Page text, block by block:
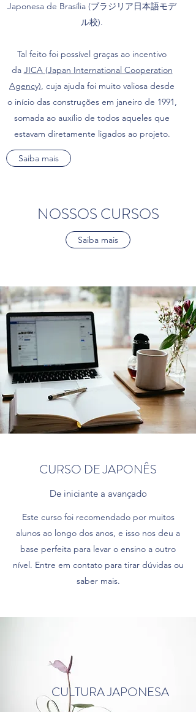
Japonesa de Brasília (ブラジリア日本語モデ
ル校).
Tal feito foi possível graças ao incentivo
da JICA (Japan International Cooperation
Agency), cuja ajuda foi muito valiosa desde
o início das construções em janeiro de 1991,
somada ao auxílio de todos aqueles que
estavam diretamente ligados ao projeto.
Saiba mais
NOSSOS CURSOS
Saiba mais
CURSO DE JAPONÊS
De iniciante a avançado
Este curso foi recomendado por muitos
alunos ao longo dos anos, e isso nos deu a
base perfeita para levar o ensino a outro
nível. Entre em contato para tirar dúvidas ou
saber mais.
CULTURA JAPONESA